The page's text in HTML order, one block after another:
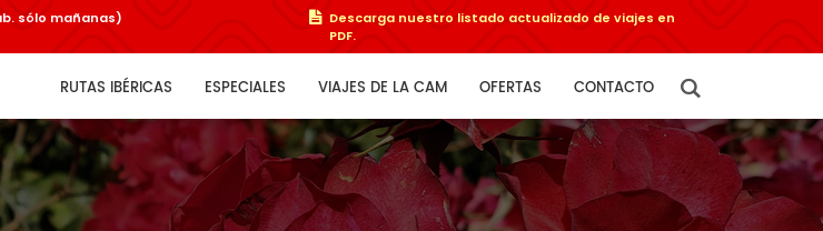
sólo mañanas)
Descarga nuestro listado actualizado de viajes en
PDF.
RUTAS IBÉRICAS ESPECIALES VIAJES DE LA CAM OFERTAS CONTACTO